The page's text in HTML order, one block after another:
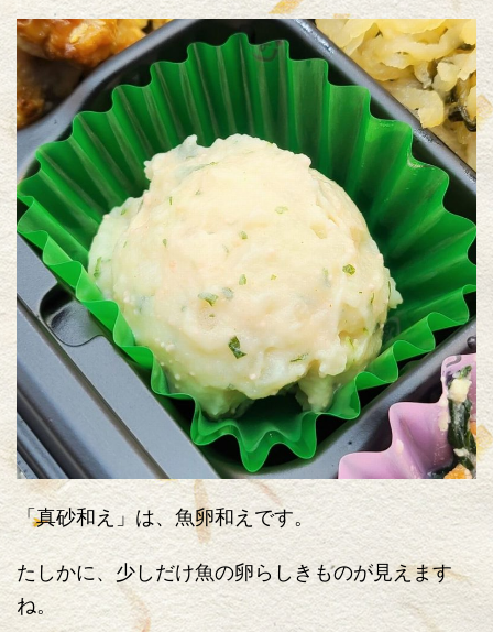
「真砂和え」は、魚卵和えです。
たしかに、少しだけ魚の卵らしきものが見えます
ね。